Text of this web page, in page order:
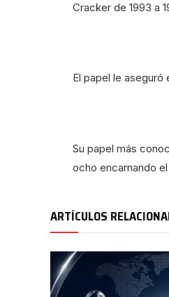
Cracker de 1993 a
El papel le aseguró
Su papel más
ocho encarnando
ARTÍCULOS